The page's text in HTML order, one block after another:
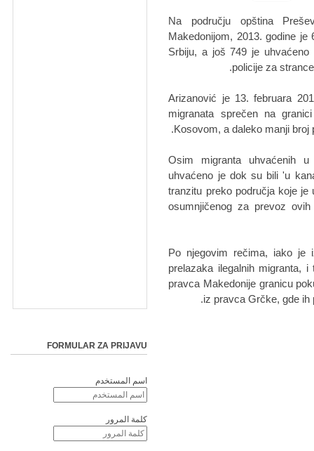
Na području opština
Makedonijom, 2013. godine je
Srbiju, a još 749 je
policije za
Arizanović je 13. februara
migranata sprečen na
Kosovom, a daleko manji broj
"Osim migranta uhvaćenih
uhvaćeno je dok su bili 'u
tranzitu preko područja koje je
osumnjičenog za prevoz
Po njegovim rečima, iako je
prelazaka ilegalnih migranta,
pravca Makedonije granicu
iz pravca Grčke, gde ih
FORMULAR ZA PRIJAVU
اسم المستخدم
كلمة المرور